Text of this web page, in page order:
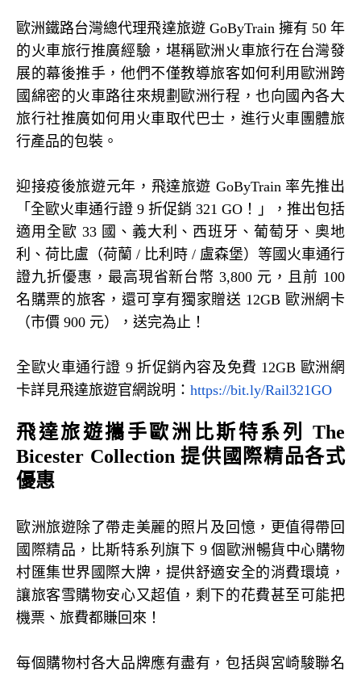
歐洲鐵路台灣總代理飛達旅遊GoByTrain 擁有 50年
的火車旅行推廣經驗，堪稱歐洲火車旅行在台灣發
展的幕後推手，他們不僅教導旅客如何利用歐洲跨
國綿密的火車路往來規劃歐洲行程，也向國內各大
旅行社推廣如何用火車取代巴士，進行火車團體旅
行產品的包裝。
迎接疫後旅遊元年，飛達旅遊 GoByTrain 率先推出
「全歐火車通行證9 折促銷 321 GO ！」，推出包括
適用全歐 33 國、義大利、西班牙、葡萄牙、奧地
利、荷比盧（荷蘭 / 比利時 / 盧森堡）等國火車通行
證九折優惠，最高現省新台幣 3,800 元，且前 100
名購票的旅客，還可享有獨家贈送 12GB 歐洲網卡
（市價 900 元），送完為止！
全歐火車通行證 9折促銷內容及免費 12GB 歐洲網
卡詳見飛達旅遊官網說明： https://bit.ly/Rail321GO
飛達旅遊攜手歐洲比斯特系列
The
Bicester Collection提供國際精品各式
優惠
歐洲旅遊除了帶走美麗的照片及回憶，更值得帶回
國際精品，比斯特系列旗下 9 個歐洲暢貨中心購物
村匯集世界國際大牌，提供舒適安全的消費環境，
讓旅客雪購物安心又超值，剩下的花費甚至可能把
機票、旅費都賺回來！
每個購物村各大品牌應有盡有，包括與宮崎駿聯名